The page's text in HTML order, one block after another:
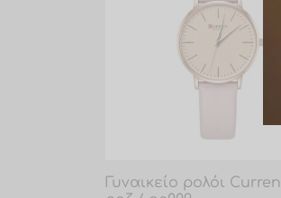
Γυναικείο ρολόι Curren